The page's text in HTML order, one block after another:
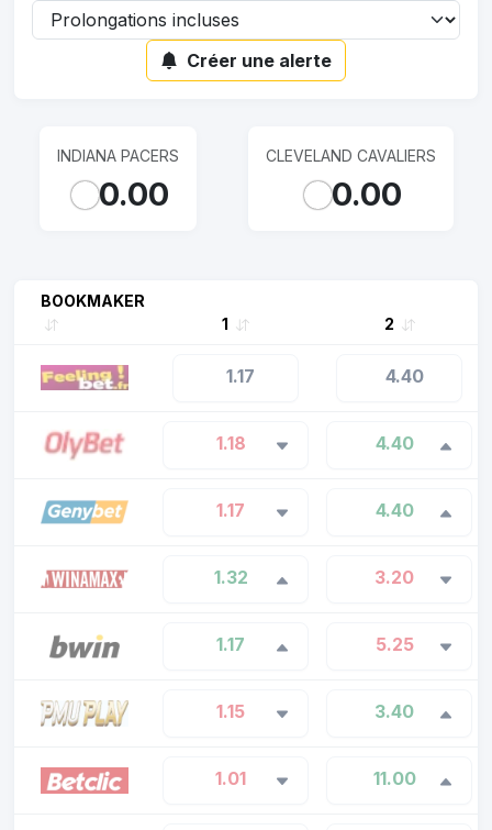
Créer une alerte
INDIANA PACERS
0.00
CLEVELAND CAVALIERS
0.00
BOOKMAKER
1
2
1.17 4.40
1.18 4.40
1.17 4.40
1.32 3.20
1.17 5.25
1.15 3.40
1.01 11.00